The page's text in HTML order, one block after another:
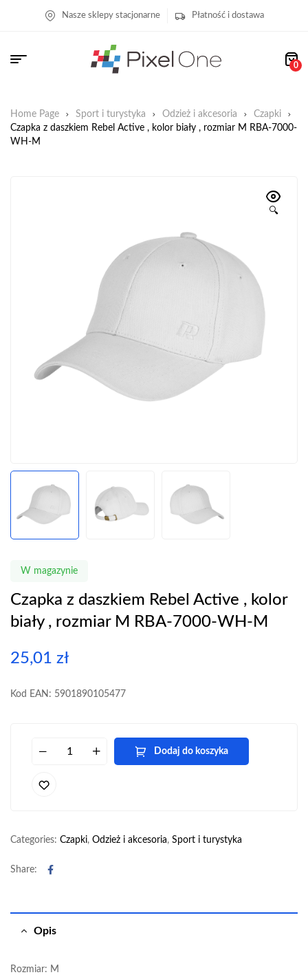
Nasze sklepy stacjonarne Płatność i dostawa
0
Home Page Sport i turystyka Odzież i akcesoria
Czapki
Czapka z daszkiem Rebel Active , kolor biały , rozmiar M RBA-7000-
WH-M
🔍
W magazynie
Czapka z daszkiem Rebel Active , kolor
biały , rozmiar M RBA-7000-WH-M
25,01 zł
Kod EAN: 5901890105477
Dodaj do koszyka
Categories: Czapki, Odzież i akcesoria, Sport i turystyka
Share: Facebook
Opis
Rozmiar: M